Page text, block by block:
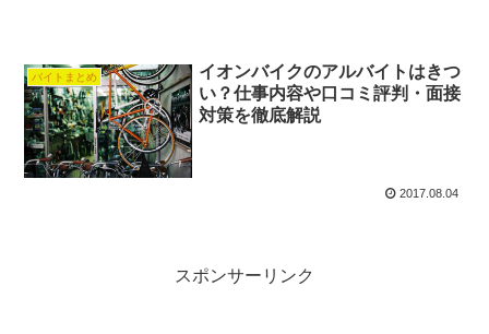
バイトまとめ
イオンバイクのアルバイトはきつ
い？仕事内容や口コミ評判・面接
対策を徹底解説
2017.08.04
スポンサーリンク